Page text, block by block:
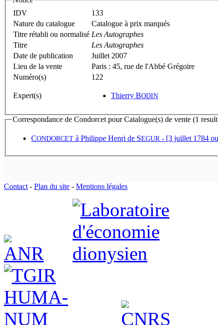
IDV
133
Nature du catalogue
Catalogue à prix marqués
Titre rétabli ou normalisé Les Autographes
Titre
Les Autographes
Date de publication
Juillet 2007
Lieu de la vente
Paris : 45, rue de l'Abbé Grégoire
Numéro(s)
122
Expert(s) Thierry BODIN
Correspondance de Condorcet pour Catalogue(s) de vente (1
CONDORCET à Philippe Henri de SEGUR- [3 juillet 1784
Contact- Plan du site - Mentions légales